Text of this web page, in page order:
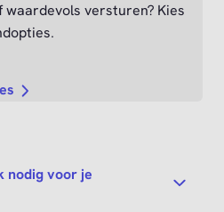
versturen? Kies
nodig voor je